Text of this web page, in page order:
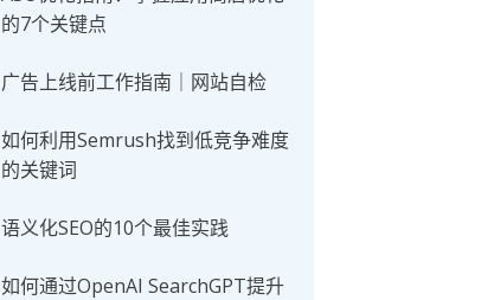
的7个关键点
广告上线前工作指南｜网站自检
如何利用Semrush找到低竞争难度
的关键词
语义化SEO的10个最佳实践
如何通过OpenAI SearchGPT提升